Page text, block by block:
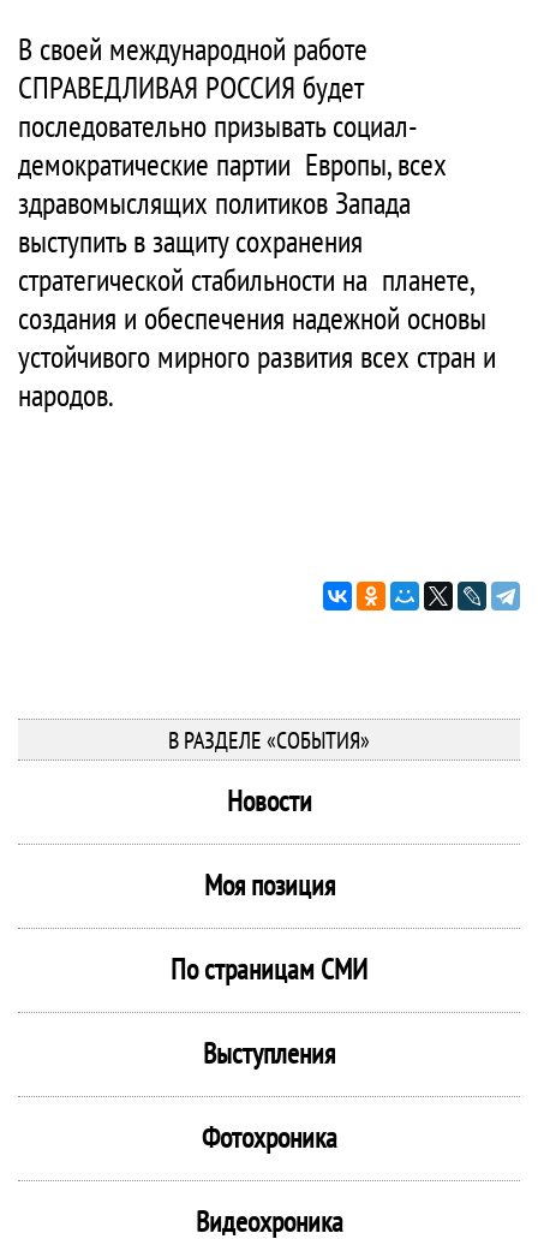
В своей международной работе
СПРАВЕДЛИВАЯ РОССИЯ будет
последовательно призывать социал-
демократические партии Европы, всех
здравомыслящих политиков Запада
выступить в защиту сохранения
стратегической стабильности на планете,
создания и обеспечения надежной основы
устойчивого мирного развития всех стран и
народов.
В РАЗДЕЛЕ «СОБЫТИЯ»
Новости
Моя позиция
По страницам СМИ
Выступления
Фотохроника
Видеохроника